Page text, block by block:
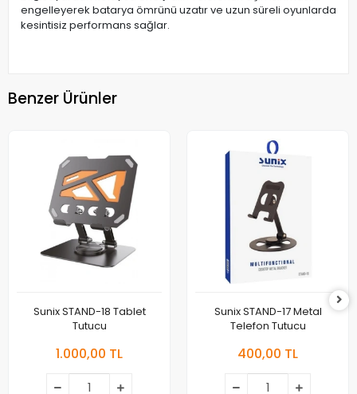
engelleyerek batarya ömrünü uzatır ve uzun süreli oyunlarda
kesintisiz performans sağlar.
Benzer Ürünler
Sunix STAND-18 Tablet
Tutucu
1.000,00 TL
Sunix STAND-17 Metal
Telefon Tutucu
400,00 TL